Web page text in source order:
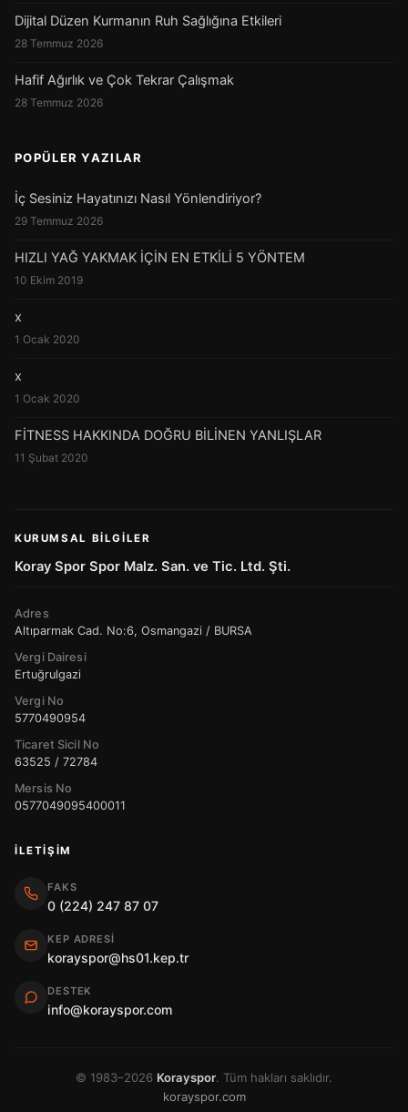
Dijital Düzen Kurmanın Ruh Sağlığına Etkileri
28 Temmuz 2026
Hafif Ağırlık ve Çok Tekrar Çalışmak
28 Temmuz 2026
POPÜLER YAZILAR
İç Sesiniz Hayatınızı Nasıl Yönlendiriyor?
29 Temmuz 2026
HIZLI YAĞ YAKMAK İÇİN EN ETKİLİ 5 YÖNTEM
10 Ekim 2019
x
1 Ocak 2020
x
1 Ocak 2020
FİTNESS HAKKINDA DOĞRU BİLİNEN YANLIŞLAR
11 Şubat 2020
KURUMSAL BILGILER
Koray Spor Spor Malz. San. ve Tic. Ltd. Şti.
Adres
Altıparmak Cad. No:6, Osmangazi / BURSA
Vergi Dairesi
Ertuğrulgazi
Vergi No
5770490954
Ticaret Sicil No
63525 / 72784
Mersis No
0577049095400011
İLETIŞIM
FAKS
0 (224) 247 87 07
KEP ADRESI
korayspor@hs01.kep.tr
DESTEK
info@korayspor.com
© 1983–2026 Korayspor. Tüm hakları saklıdır.
korayspor.com